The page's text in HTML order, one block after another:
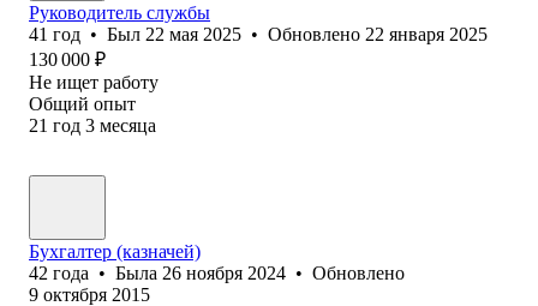
Руководитель службы
41 год • Был 22 мая 2025 • Обновлено 22 января 2025
130 000 ₽
Не ищет работу
Общий опыт
21 год 3 месяца
Бухгалтер (казначей)
42 года • Была 26 ноября 2024 • Обновлено
9 октября 2015